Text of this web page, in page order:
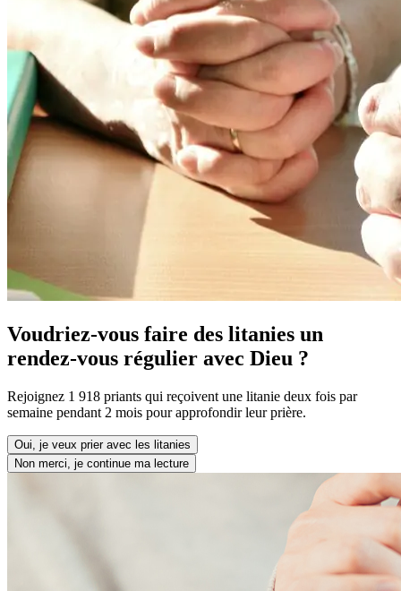
Voudriez-vous faire des litanies un
rendez-vous régulier avec Dieu ?
Rejoignez 1 918 priants qui reçoivent une litanie deux fois par
semaine pendant 2 mois pour approfondir leur prière.
Oui, je veux prier avec les litanies
Non merci, je continue ma lecture